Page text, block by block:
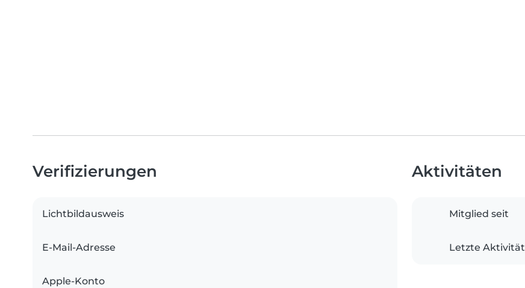
Verifizierungen
Lichtbildausweis
E-Mail-Adresse
Apple-Konto
Aktivitäten
Mitglied seit
Letzte Aktivität